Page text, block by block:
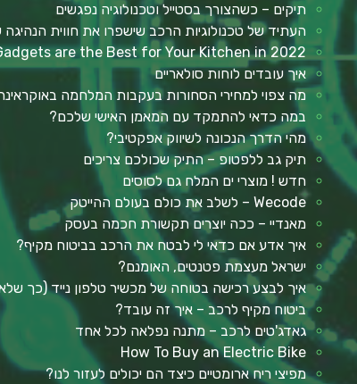
תיקים – כשהצורך בסטייל וטכנולוגיה נפגשים
העתיד של טכנולוגיות הרכב שישפרו את חווית
are the Best for Your Kitchen in 2022?
איך עובדים לוחות סולאריים
מה צפוי למחירי הסחורות בעקבות המלחמה
במה כדאי להתמקד עם המאמן האישי שלכם?
מהי הדרך הנכונה לשיווק אפקטיבי?
תיק גב ללפטופ – התיק שכולכם צריכים
חדש ! מוצרי ים המלח גם לסוסים
Wecode – לשלב את כולם בעולם ההייטק
מאנדיי – ככה יוצרים תקשורת חכמה בעסק
איך אדע אם כדאי לי לבטח את הרכב בביטוח מקיף?
ישראל מעצמת פטנטים, האומנם?
איך לבצע רכישה בטוחה של מכשיר טלפון נייד (כך
ביטוח מקיף לרכב – איך זה עובד?
גאדג'טים לרכב – מתנה נפלאה לכל אחד
How To Buy an Electric Bike
מפיצי ריח ארומטיים כיצד הם יכולים לעזור לנו?